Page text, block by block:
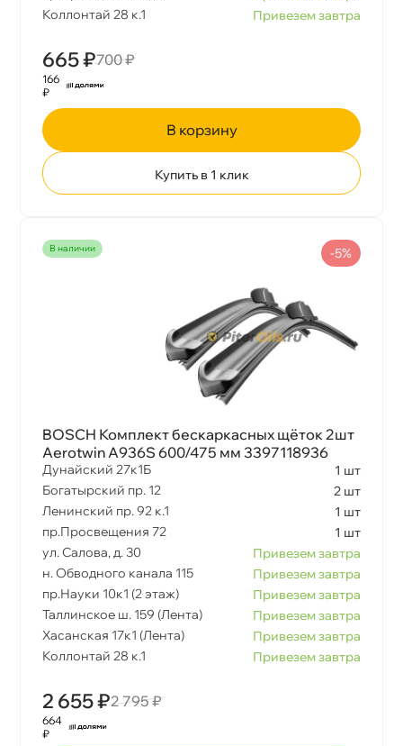
Коллонтай 28 к.1
Привезем завтра
665 ₽700 ₽
166
₽
корзину
Купить в 1 клик
наличии
BOSCH Комплект бескаркасных щёток 2шт
Aerotwin A936S 600/475 мм 3397118936
Дунайский 27к1Б
1 шт
Богатырский пр. 12
2 шт
Ленинский пр. 92 к.1
1 шт
пр.Просвещения 72
1 шт
ул. Салова, д. 30
Привезем завтра
н. Обводного канала 115
Привезем завтра
пр.Науки 10к1 (2 этаж)
Привезем завтра
Таллинское ш. 159 (Лента)
Привезем завтра
Хасанская 17к1 (Лента)
Привезем завтра
Коллонтай 28 к.1
Привезем завтра
2 655 ₽2 795 ₽
-5%
664
₽